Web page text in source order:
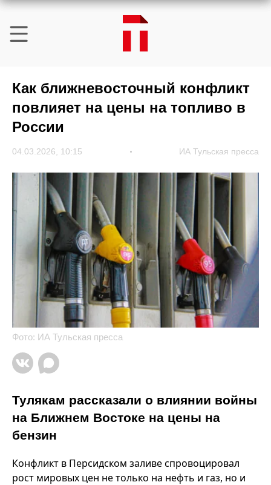
Как ближневосточный конфликт
повлияет на цены на топливо в
России
04.03.2026, 10:15 ИА Тульская пресса
Фото: ИА Тульская пресса
Тулякам рассказали о влиянии войны
на Ближнем Востоке на цены на
бензин
Конфликт в Персидском заливе спровоцировал
рост мировых цен не только на нефть и газ, но и